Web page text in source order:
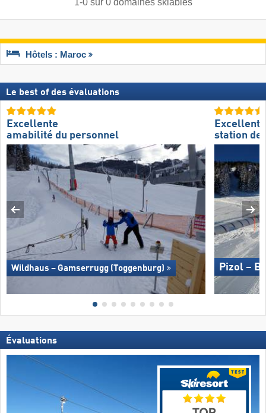
Hôtels : Maroc
Le best of des évaluations
Excellente
amabilité du personnel
Wildhaus – Gamserrugg (Toggenburg)
Excellente
station
Pizol –
Évaluations